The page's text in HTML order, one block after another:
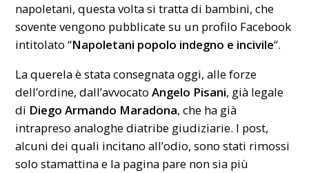
napoletani, questa volta si tratta di bambini, che
sovente vengono pubblicate su un profilo Facebook
intitolato “Napoletani popolo indegno e incivile“.
La querela è stata consegnata oggi, alle forze
dell’ordine, dall’avvocatoAngelo Pisani, già legale
di Diego Armando Maradona, che ha già
intrapreso analoghe diatribe giudiziarie. I post,
alcuni dei quali incitano all’odio, sono stati rimossi
solo stamattina e la pagina pare non sia più